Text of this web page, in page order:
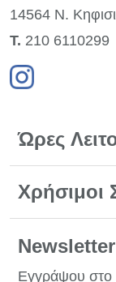
14564 Ν.
Τ. 210 6110299
Ώρες
Χρήσιμοι
Newsletter
Εγγράψου στο